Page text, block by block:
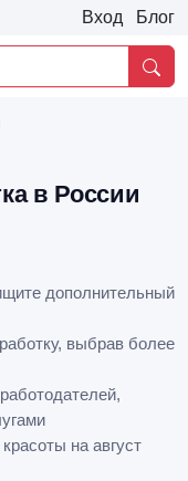
Вход Блог
в России
дополнительный
выбрав более
на август